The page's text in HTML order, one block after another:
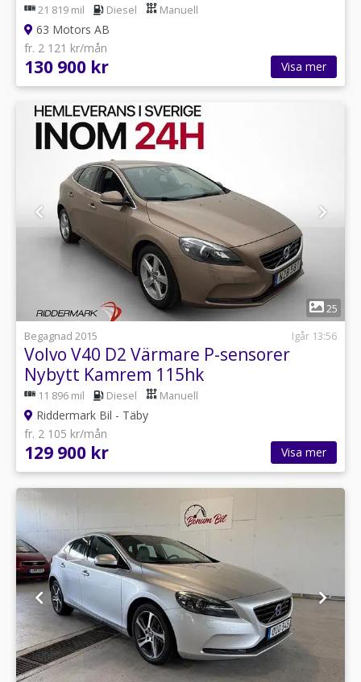
21 819 mil Diesel Manuell
63 Motors AB
fr. 2 121 kr/mån
130 900 kr Visa mer
1
25
Begagnad 2015
Igår 13:56
Volvo V40 D2 Värmare P-sensorer
Nybytt Kamrem 115hk
11 896 mil Diesel Manuell
Riddermark Bil - Täby
fr. 2 105 kr/mån
129 900 kr Visa mer